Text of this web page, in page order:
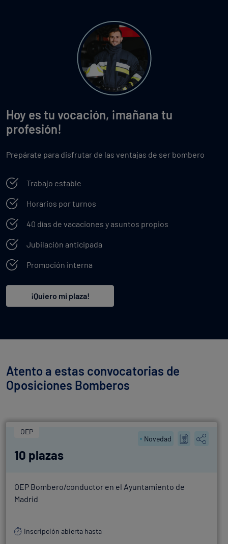
Hoy es tu vocación, ¡mañana tu
profesión!
Prepárate para disfrutar de las ventajas de ser bombero
Trabajo estable
Horarios por turnos
40 días de vacaciones y asuntos propios
Jubilación anticipada
Promoción interna
¡Quiero mi plaza!
Atento a estas convocatorias de
Oposiciones Bomberos
OEP
Novedad
10 plazas
OEP Bombero/conductor en el Ayuntamiento de
Madrid
Inscripción abierta hasta